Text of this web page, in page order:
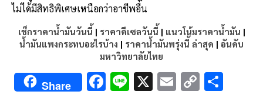
ไม่ได้มีสิทธิพิเศษเหนือกว่าอาชีพอื่น
เช็กราคาน้ำมันวันนี้ | ราคาดีเซลวันนี้ | แนวโน้มราคาน้ำมัน |
น้ำมันแพงกระทบอะไรบ้าง | ราคาน้ำมันพรุ่งนี้ ล่าสุด | อันดับ
มหาวิทยาลัยไทย
Share F Li X E C